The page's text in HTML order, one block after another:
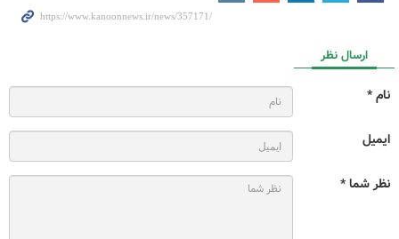
ارسال نظر
نام *
ایمیل
نظر شما *